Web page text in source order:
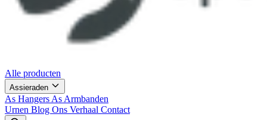
Alle producten
Assieraden
As Hangers As Armbanden
Urnen Blog Ons Verhaal Contact